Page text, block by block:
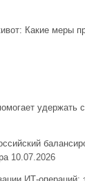
Какие меры
удержать
10.07.2026